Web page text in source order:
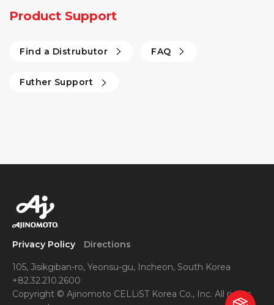
Product Support
Find a Distrubutor FAQ
Futher Support
Privacy Policy Directions
105, Jisikgiban-ro, Yeonsu-gu, Incheon, South Korea
+82.32.210.2600
Copyright © Ajinomoto CELLiST Korea Co., Inc. All rights